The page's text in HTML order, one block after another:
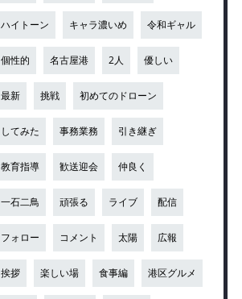
ハイトーン キャラ濃いめ 令和ギャル
個性的 名古屋港 2人 優しい
最新 挑戦 初めてのドローン
してみた 事務業務 引き継ぎ
教育指導 歓送迎会 仲良く
一石二鳥 頑張る ライブ 配信
フォロー コメント 太陽 広報
挨拶 楽しい場 食事編 港区グルメ